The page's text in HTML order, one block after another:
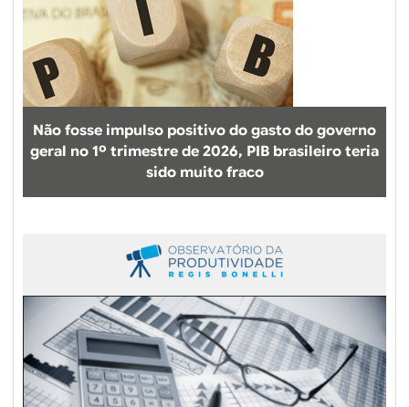
Não fosse impulso positivo do gasto do governo
geral no 1º trimestre de 2026, PIB brasileiro teria
sido muito fraco